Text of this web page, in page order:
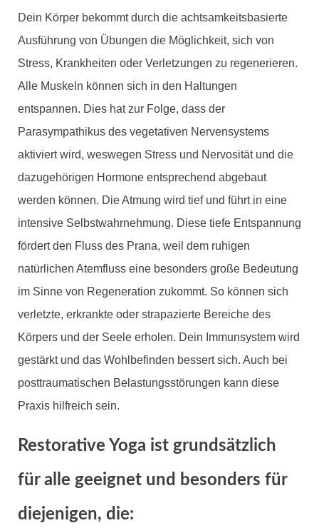
Dein Körper bekommt durch die achtsamkeitsbasierte
Ausführung von Übungen die Möglichkeit, sich von
Stress, Krankheiten oder Verletzungen zu regenerieren.
Alle Muskeln können sich in den Haltungen
entspannen. Dies hat zur Folge, dass der
Parasympathikus des vegetativen Nervensystems
aktiviert wird, weswegen Stress und Nervosität und die
dazugehörigen Hormone entsprechend abgebaut
werden können. Die Atmung wird tief und führt in eine
intensive Selbstwahrnehmung. Diese tiefe Entspannung
fördert den Fluss des Prana, weil dem ruhigen
natürlichen Atemfluss eine besonders große Bedeutung
im Sinne von Regeneration zukommt. So können sich
verletzte, erkrankte oder strapazierte Bereiche des
Körpers und der Seele erholen. Dein Immunsystem wird
gestärkt und das Wohlbefinden bessert sich. Auch bei
posttraumatischen Belastungsstörungen kann diese
Praxis hilfreich sein.
Restorative Yoga ist grundsätzlich
für alle geeignet und besonders für
diejenigen, die: